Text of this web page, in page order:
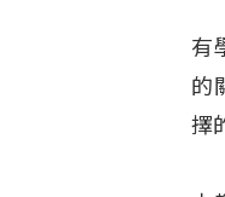
有
的
擇